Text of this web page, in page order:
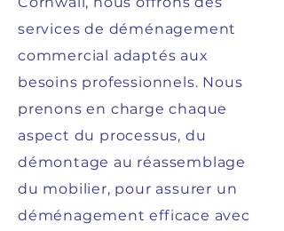
services de déménagement
commercial adaptés aux
besoins professionnels. Nous
prenons en charge chaque
aspect du processus, du
démontage au réassemblage
du mobilier, pour assurer un
déménagement efficace avec